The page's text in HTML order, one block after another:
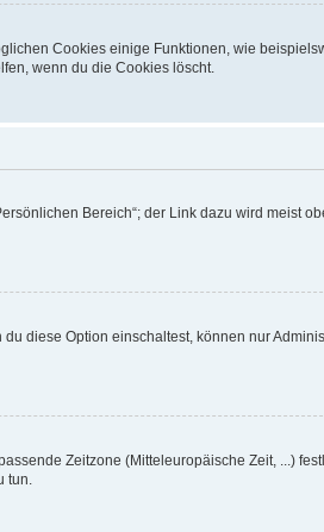
Cookies einige Funktionen, wie
wenn du die Cookies löscht.
Bereich“; der Link dazu wird meist
diese Option einschaltest, können nur
Zeitzone (Mitteleuropäische Zeit, ...)
tun.